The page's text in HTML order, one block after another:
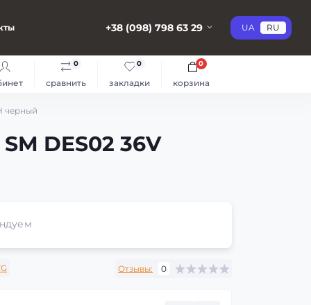
+38 (098) 798 63 29 UA RU
сравнить
0
закладки
0
корзина
0
черный
DES02 36V
Отзывы: 0